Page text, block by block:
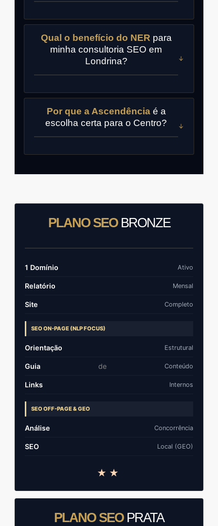
Qual o benefício do NER para
minha consultoria SEO em
Londrina?
Por que a Ascendência é a
escolha certa para o Centro?
PLANO SEO BRONZE
1 Domínio Ativo
Relatório Mensal
Site Completo
SEO ON-PAGE (NLP FOCUS)
Orientação Estrutural
Guia de Conteúdo
Links Internos
SEO OFF-PAGE & GEO
Análise Concorrência
SEO Local (GEO)
★★
PLANO SEO PRATA